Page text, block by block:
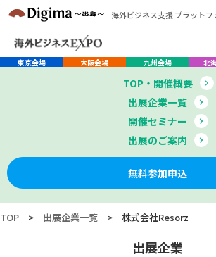
海外ビジネス支援 プラットフ
東京会場 大阪会場 九州会場 北
TOP・開催概要
出展企業一覧
開催セミナー
出展のご案内
無料参加申込
TOP > 出展企業一覧 > 株式会社Resorz
出展企業